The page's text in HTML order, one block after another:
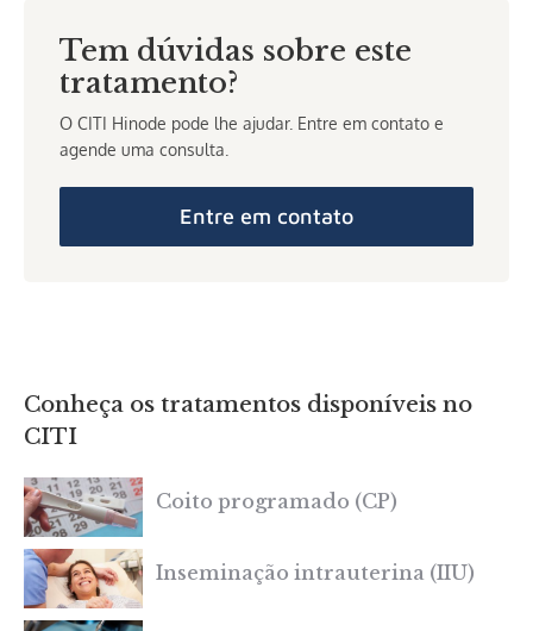
Tem dúvidas sobre este
tratamento?
O CITI Hinode pode lhe ajudar. Entre em contato e
agende uma consulta.
Entre em contato
Conheça os tratamentos disponíveis no
CITI
Coito programado (CP)
Inseminação intrauterina (IIU)